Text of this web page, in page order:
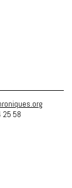
25 58